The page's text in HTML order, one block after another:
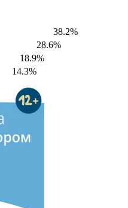
38.2%
28.6%
18.9%
14.3%